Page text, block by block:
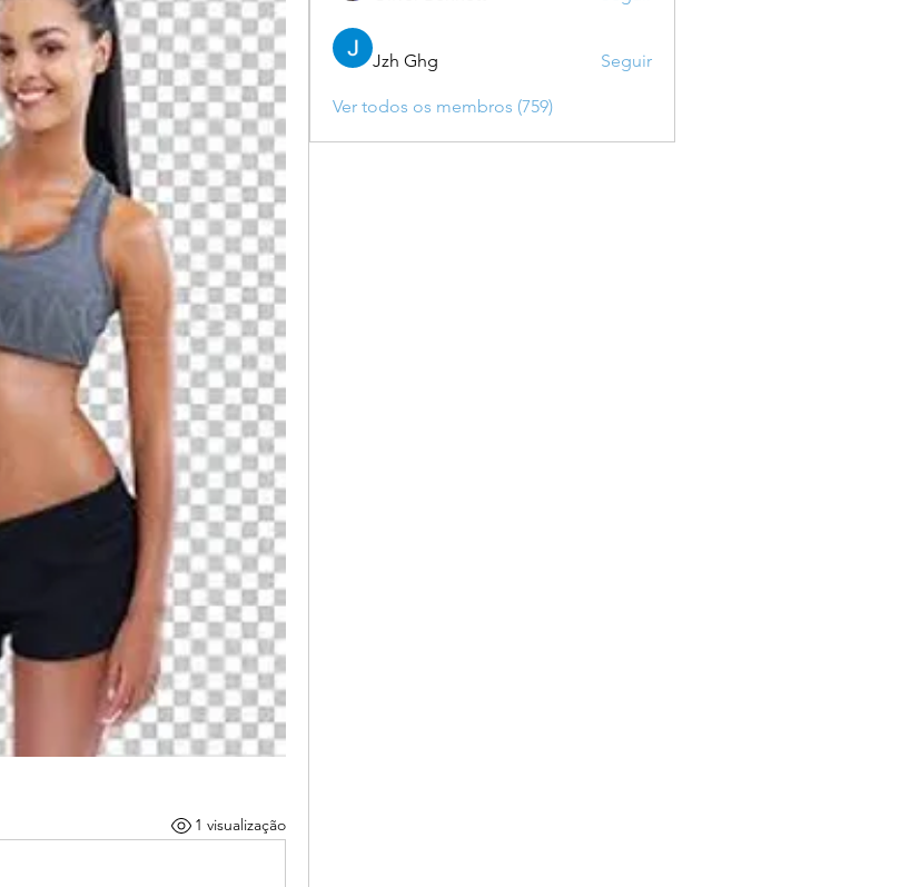
1 visualização
Jzh Ghg Seguir
Ver todos os membros (759)